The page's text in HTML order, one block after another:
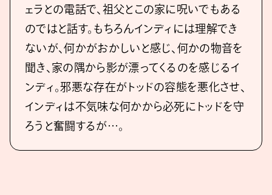
ェラとの電話で、祖父とこの家に呪いでもある
のではと話す。もちろんインディには理解でき
ないが、何かがおかしいと感じ、何かの物音を
聞き、家の隅から影が漂ってくるのを感じるイ
ンディ。邪悪な存在がトッドの容態を悪化させ、
インディは不気味な何かから必死にトッドを守
ろうと奮闘するが…。